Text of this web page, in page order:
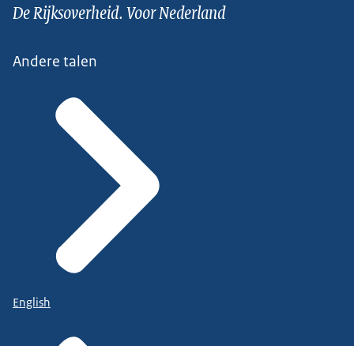
De Rijksoverheid. Voor Nederland
Andere talen
English